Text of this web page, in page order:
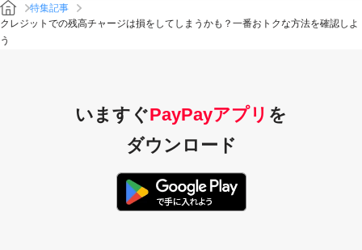
特集記事
クレジットでの残高チャージは損をしてしまうかも？一番おトクな方法を確認しよ
う
いますぐPayPayアプリ を
ダウンロード